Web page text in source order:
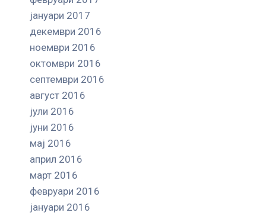
јануари 2017
декември 2016
ноември 2016
октомври 2016
септември 2016
август 2016
јули 2016
јуни 2016
мај 2016
април 2016
март 2016
февруари 2016
јануари 2016